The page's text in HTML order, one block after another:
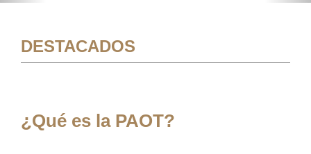
DESTACADOS
¿Qué es la PAOT?